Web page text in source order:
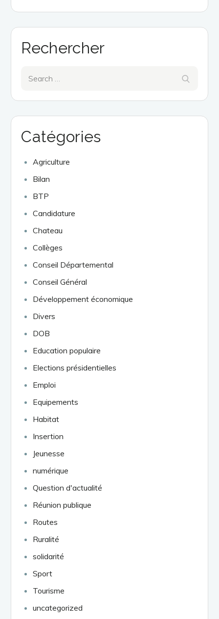
Rechercher
Catégories
Agriculture
Bilan
BTP
Candidature
Chateau
Collèges
Conseil Départemental
Conseil Général
Développement économique
Divers
DOB
Education populaire
Elections présidentielles
Emploi
Equipements
Habitat
Insertion
Jeunesse
numérique
Question d'actualité
Réunion publique
Routes
Ruralité
solidarité
Sport
Tourisme
uncategorized